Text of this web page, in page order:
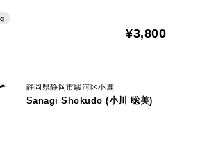
¥3,800
静岡県静岡市駿河区小鹿
Sanagi Shokudo (小川 聡美)